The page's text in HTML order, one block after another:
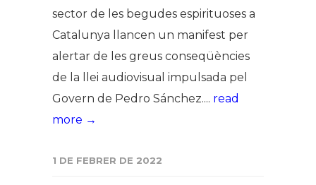
sector de les begudes espirituoses a
Catalunya llancen un manifest per
alertar de les greus conseqüències
de la llei audiovisual impulsada pel
Govern de Pedro Sánchez.... read
more →
1 DE FEBRER DE 2022